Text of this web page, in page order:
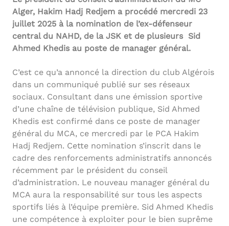
Alger, Hakim Hadj Redjem a procédé mercredi 23
juillet 2025 à la nomination de l’ex-défenseur
central du NAHD, de la JSK et de plusieurs Sid
Ahmed Khedis au poste de manager général.
C’est ce qu’a annoncé la direction du club Algérois
dans un communiqué publié sur ses réseaux
sociaux. Consultant dans une émission sportive
d’une chaîne de télévision publique, Sid Ahmed
Khedis est confirmé dans ce poste de manager
général du MCA, ce mercredi par le PCA Hakim
Hadj Redjem. Cette nomination s’inscrit dans le
cadre des renforcements administratifs annoncés
récemment par le président du conseil
d’administration. Le nouveau manager général du
MCA aura la responsabilité sur tous les aspects
sportifs liés à l’équipe première. Sid Ahmed Khedis
une compétence à exploiter pour le bien suprême